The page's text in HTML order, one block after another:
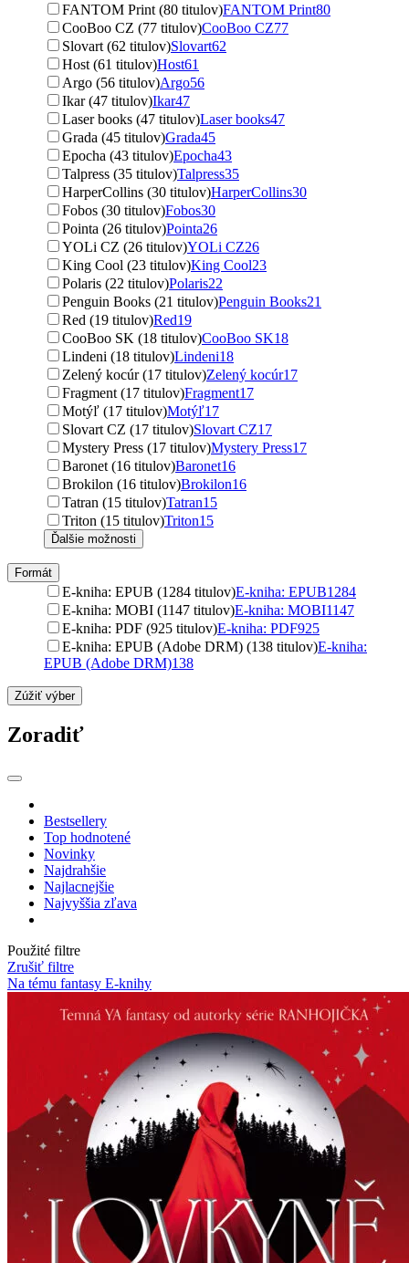
FANTOM Print (80 titulov)FANTOM Print80
CooBoo CZ (77 titulov)CooBoo CZ77
Slovart (62 titulov)Slovart62
Host (61 titulov)Host61
Argo (56 titulov)Argo56
Ikar (47 titulov)Ikar47
Laser books (47 titulov)Laser books47
Grada (45 titulov)Grada45
Epocha (43 titulov)Epocha43
Talpress (35 titulov)Talpress35
HarperCollins (30 titulov)HarperCollins30
Fobos (30 titulov)Fobos30
Pointa (26 titulov)Pointa26
YOLi CZ (26 titulov)YOLi CZ26
King Cool (23 titulov)King Cool23
Polaris (22 titulov)Polaris22
Penguin Books (21 titulov)Penguin Books21
Red (19 titulov)Red19
CooBoo SK (18 titulov)CooBoo SK18
Lindeni (18 titulov)Lindeni18
Zelený kocúr (17 titulov)Zelený kocúr17
Fragment (17 titulov)Fragment17
Motýľ (17 titulov)Motýľ17
Slovart CZ (17 titulov)Slovart CZ17
Mystery Press (17 titulov)Mystery Press17
Baronet (16 titulov)Baronet16
Brokilon (16 titulov)Brokilon16
Tatran (15 titulov)Tatran15
Triton (15 titulov)Triton15
Ďalšie možnosti
Formát
E-kniha: EPUB (1284 titulov)E-kniha: EPUB1284
E-kniha: MOBI (1147 titulov)E-kniha: MOBI1147
E-kniha: PDF (925 titulov)E-kniha: PDF925
E-kniha: EPUB (Adobe DRM) (138 titulov)E-kniha:
EPUB (Adobe DRM)138
Zúžiť výber
Zoradiť
Bestsellery
Top hodnotené
Novinky
Najdrahšie
Najlacnejšie
Najvyššia zľava
Použité filtre
Zrušiť filtre
Na tému fantasy E-knihy